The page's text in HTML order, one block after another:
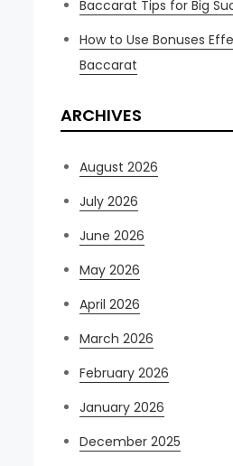
Baccarat Tips for Big
How to Use Bonuses
Baccarat
ARCHIVES
August 2026
July 2026
June 2026
May 2026
April 2026
March 2026
February 2026
January 2026
December 2025